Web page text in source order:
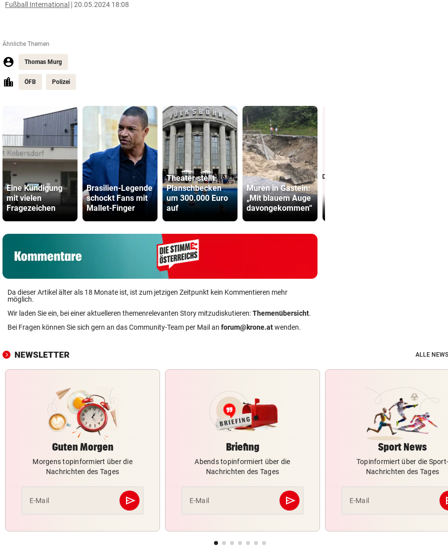
Fußball International 20.05.2024 18:08
Ähnliche Themen
Thomas Murg
ÖFB Polizei
Eine Kündigung
mit vielen
Fragezeichen
Brasilien-Legende
schockt Fans mit
Mallet-Finger
Theater stellt
Planschbecken
um 300.000 Euro
auf
Muren in Gastein:
„Mit blauem Auge
davongekommen“
Da dieser Artikel älter als 18 Monate ist, ist zum jetzigen Zeitpunkt kein Kommentieren mehr
möglich.
Wir laden Sie ein, bei einer aktuelleren themenrelevanten Story mitzudiskutieren:Themenübersicht.
Bei Fragen können Sie sich gern an das Community-Team per Mail an forum@krone.atwenden.
NEWSLETTER ALLE
Guten Morgen
Morgens topinformiert über die
Nachrichten des Tages
E-Mail send
Abschicken
Briefing
Abends topinformiert über die
Nachrichten des Tages
E-Mail send
Abschicken
Sport News
Topinformiert über die
Nachrichten des Tages
E-Mail